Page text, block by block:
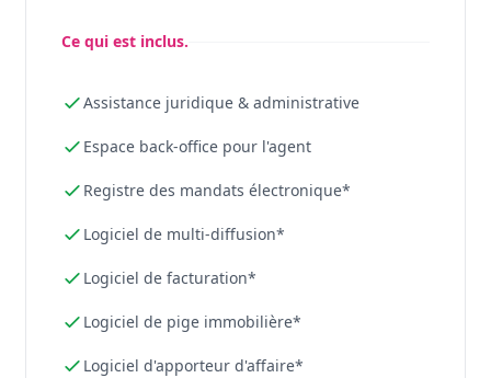
Ce qui est inclus.
Assistance juridique & administrative
Espace back-office pour l'agent
Registre des mandats électronique*
Logiciel de multi-diffusion*
Logiciel de facturation*
Logiciel de pige immobilière*
Logiciel d'apporteur d'affaire*